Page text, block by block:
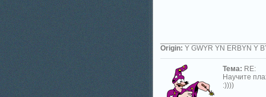
Origin: Y GWYR YN ERBYN Y
Тема: RE:
Научите
:))))